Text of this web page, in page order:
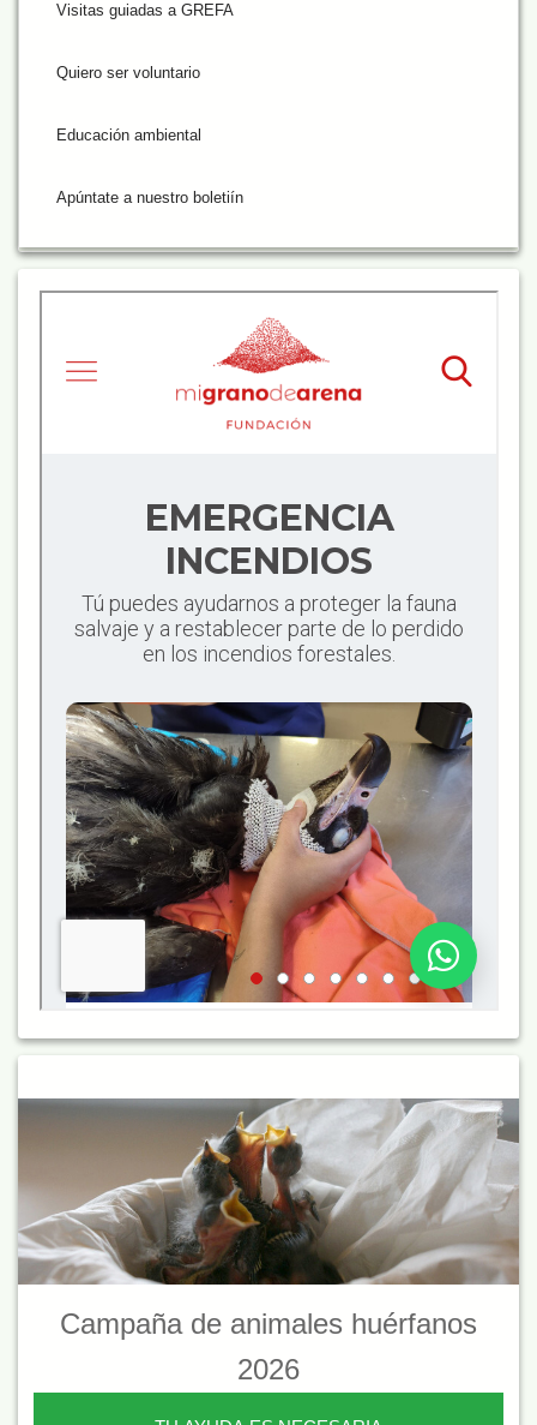
Visitas guiadas a GREFA
Quiero ser voluntario
Educación ambiental
Apúntate a nuestro boletiín
Campaña de animales huérfanos
2026